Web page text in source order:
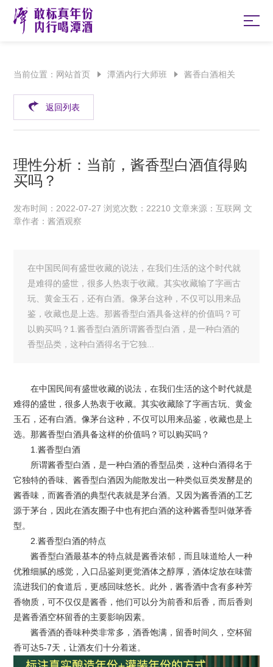
当前位置： 网站首页 潭酒内行大师班 酱香白酒相关
返回列表
理性分析：当前，酱香型白酒值得购
买吗？
发布时间：2022-07-27 浏览次数：22210 文章来源：互联网 文
章作者：酱酒观察
在中国民间有盛世收藏的说法，在我们生活的这个时代就
是难得的盛世，很多人热衷于收藏。其实收藏输了字画古
玩、黄金玉石，还有白酒。像茅台这种，不仅可以用来品
鉴，收藏也是上选。那酱香型白酒具备这样的价值吗？可
以购买吗？1.酱香型白酒所谓酱香型白酒，是一种白酒的
香型品类，这种白酒得名于它独...
在中国民间有盛世收藏的说法，在我们生活的这个时代就是
难得的盛世，很多人热衷于收藏。其实收藏除了字画古玩、黄金
玉石，还有白酒。像茅台这种，不仅可以用来品鉴，收藏也是上
选。那酱香型白酒具备这样的价值吗？可以购买吗？
1.酱香型白酒
所谓酱香型白酒，是一种白酒的香型品类，这种白酒得名于
它独特的香味、酱香型白酒因为能散发出一种类似豆类发酵是的
酱香味，而酱香酒的典型代表就是茅台酒。又因为酱香酒的工艺
源于茅台，因此在酒友圈子中也有把白酒的这种酱香型叫做茅香
型。
2.酱香型白酒的特点
酱香型白酒最基本的特点就是酱香浓郁，而且味道给人一种
优雅细腻的感觉，入口品鉴则更觉酒体之醇厚，酒体绽放在味蕾
流进我们的食道后，更感回味悠长。此外，酱香酒中含有多种芳
香物质，可不仅仅是酱香，他们可以分为前香和后香，而后香则
是酱香酒空杯留香的主要影响因素。
酱香酒的香味种类非常多，酒香饱满，留香时间久，空杯留
香可达5-7天，让酒友们十分着迷。